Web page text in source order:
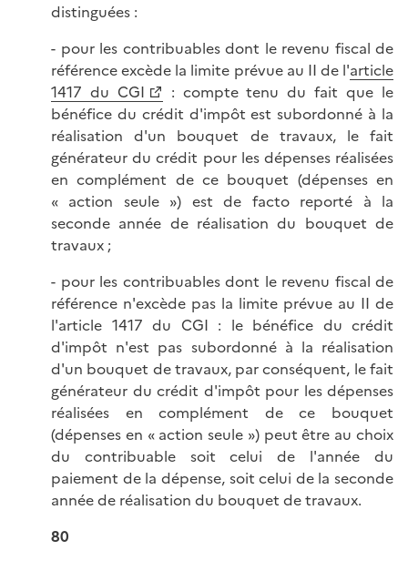
distinguées :
- pour les contribuables dont le revenu fiscal de
référence excède la limite prévue au II de l'article
1417 du CGI
: compte tenu du fait que le
bénéfice du crédit d'impôt est subordonné à la
réalisation d'un bouquet de travaux, le fait
générateur du crédit pour les dépenses réalisées
en complément de ce bouquet (dépenses en
« action seule ») est de facto reporté à la
seconde année de réalisation du bouquet de
travaux ;
- pour les contribuables dont le revenu fiscal de
référence n'excède pas la limite prévue au II de
l'article 1417 du CGI : le bénéfice du crédit
d'impôt n'est pas subordonné à la réalisation
d'un bouquet de travaux, par conséquent, le fait
générateur du crédit d'impôt pour les dépenses
réalisées en complément de ce bouquet
(dépenses en « action seule ») peut être au choix
du contribuable soit celui de l'année du
paiement de la dépense, soit celui de la seconde
année de réalisation du bouquet de travaux.
80